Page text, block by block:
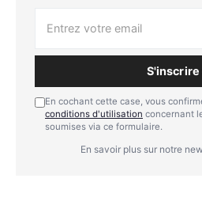
S'inscrire
En cochant cette case, vous
conditions d'utilisation concernant
soumises via ce formulaire.
En savoir plus sur notre